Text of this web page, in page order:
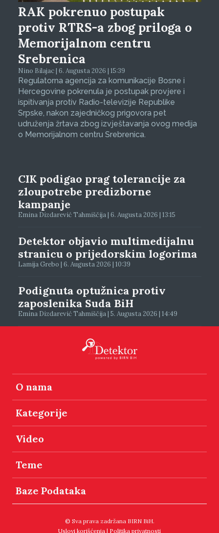
RAK pokrenuo postupak
protiv RTRS-a zbog priloga o
Memorijalnom centru
Srebrenica
Nino Bilajac | 6. Augusta 2026 | 15:39
Regulatorna agencija za komunikacije Bosne i
Hercegovine pokrenula je postupak provjere i
ispitivanja protiv Radio-televizije Republike
Srpske, nakon zajedničkog prigovora pet
udruženja žrtava zbog izvještavanja ovog medija
o Memorijalnom centru Srebrenica.
CIK podigao prag tolerancije za
zloupotrebe predizborne
kampanje
Emina Dizdarević Tahmiščija | 6. Augusta 2026 | 13:15
Detektor objavio multimedijalnu
stranicu o prijedorskim logorima
Lamija Grebo | 6. Augusta 2026 | 10:39
Podignuta optužnica protiv
zaposlenika Suda BiH
Emina Dizdarević Tahmiščija | 5. Augusta 2026 | 14:49
O nama
Kategorije
Video
Teme
Baze Podataka
© Sva prava zadržana BIRN BiH.
Uslovi korišćenja | Politika privatnosti